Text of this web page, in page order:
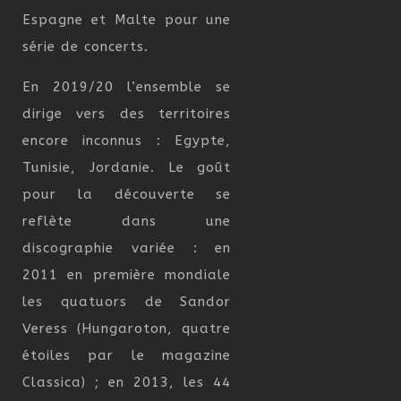
Espagne et Malte pour une
série de concerts.
En 2019/20 l’ensemble se
dirige vers des territoires
encore inconnus : Egypte,
Tunisie, Jordanie. Le goût
pour la découverte se
reflète dans une
discographie variée : en
2011 en première mondiale
les quatuors de Sandor
Veress (Hungaroton, quatre
étoiles par le magazine
Classica) ; en 2013, les 44